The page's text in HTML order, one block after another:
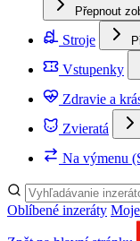
Přepnout
Stroje
Vstupenky
Zdravie a
Zvieratá
Na výmenu
Oblíbené inzeráty